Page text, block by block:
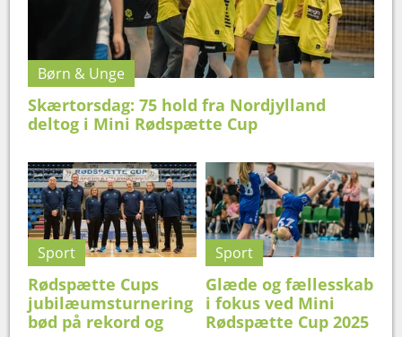
Børn & Unge
Skærtorsdag: 75 hold fra Nordjylland
deltog i Mini Rødspætte Cup
Sport
Rødspætte Cups
jubilæumsturnering
bød på rekord og
Sport
Glæde og fællesskab
i fokus ved Mini
Rødspætte Cup 2025